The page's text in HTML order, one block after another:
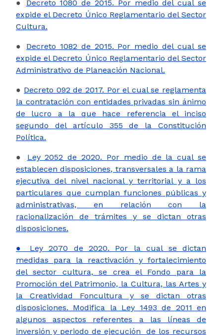
● Decreto 1080 de 2015. Por medio del cual se
expide el Decreto Único Reglamentario del Sector
Cultura.
● Decreto 1082 de 2015. Por medio del cual se
expide el Decreto Único Reglamentario del Sector
Administrativo de Planeación Nacional.
● Decreto 092 de 2017. Por el cual se reglamenta
la contratación con entidades privadas sin ánimo
de lucro a la que hace referencia el inciso
segundo del artículo 355 de la Constitución
Política.
● Ley 2052 de 2020. Por medio de la cual se
establecen disposiciones, transversales a la rama
ejecutiva del nivel nacional y territorial y a los
particulares que cumplan funciones públicas y
administrativas, en relación con la
racionalización de trámites y se dictan otras
disposiciones.
● Ley 2070 de 2020. Por la cual se dictan
medidas para la reactivación y fortalecimiento
del sector cultura, se crea el Fondo para la
Promoción del Patrimonio, la Cultura, las Artes y
la Creatividad Foncultura y se dictan otras
disposiciones. Modifica la Ley 1493 de 2011 en
algunos aspectos referentes a las líneas de
inversión y periodo de ejecución de los recursos